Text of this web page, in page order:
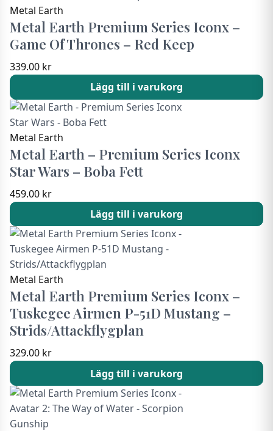
Metal Earth
Metal Earth Premium Series Iconx –
Game Of Thrones – Red Keep
339.00 kr
Lägg till i varukorg
Metal Earth
Metal Earth – Premium Series Iconx
Star Wars – Boba Fett
459.00 kr
Lägg till i varukorg
Metal Earth
Metal Earth Premium Series Iconx –
Tuskegee Airmen P-51D Mustang –
Strids/Attackflygplan
329.00 kr
Lägg till i varukorg